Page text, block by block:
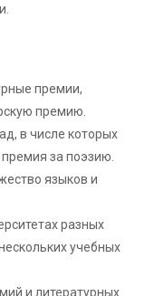
премии,
премию.
в числе которых
за поэзию.
языков и
разных
учебных
и литературных